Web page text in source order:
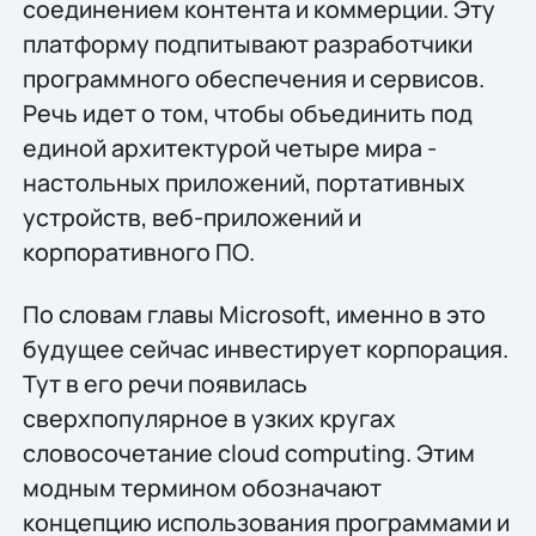
соединением контента и коммерции. Эту
платформу подпитывают разработчики
программного обеспечения и сервисов.
Речь идет о том, чтобы объединить под
единой архитектурой четыре мира -
настольных приложений, портативных
устройств, веб-приложений и
корпоративного ПО.
По словам главы Microsoft, именно в это
будущее сейчас инвестирует корпорация.
Тут в его речи появилась
сверхпопулярное в узких кругах
словосочетание cloud computing. Этим
модным термином обозначают
концепцию использования программами и